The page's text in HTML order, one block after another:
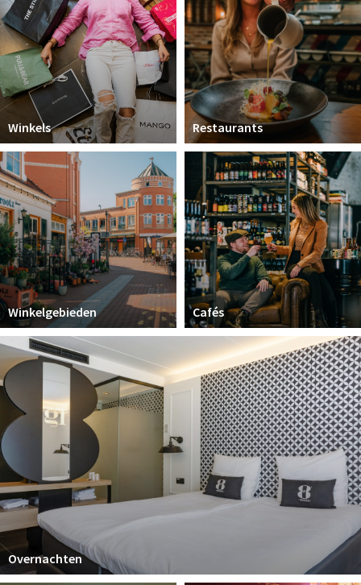
Bezienswaardigheden
Musea, theaters & podia
Uitjes & activiteiten
Natuurgebieden
Baroniepoorten
Inloggen
Winkels Restaurants
Winkelgebieden Cafés
Overnachten